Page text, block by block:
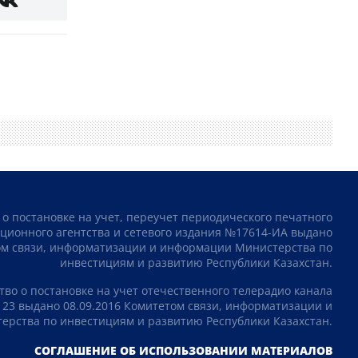
постановке на учет, переучет периодического печатного
агентства и сетевого издания №17614-ИА выдано
связи, информатизации и информации Министерства по
инвестициям и развитию Республики Казахстан.
о постановке на учет отечественного телерадио канала
выдано 08.09.2016 Комитетом связи, информатизации и
по инвестициям и развитию Республики Казахстан.
СОГЛАШЕНИЕ ОБ ИСПОЛЬЗОВАНИИ МАТЕРИАЛОВ